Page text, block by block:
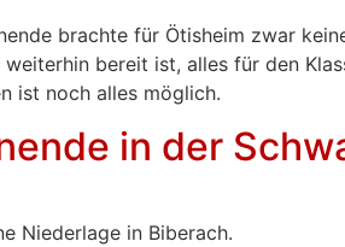
brachte für Ötisheim zwar
weiterhin bereit ist, alles für den
ist noch alles möglich.
in der
Niederlage in Biberach.